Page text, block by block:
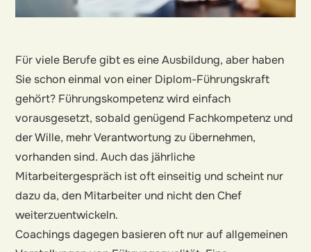
Für viele Berufe gibt es eine Ausbildung, aber haben
Sie schon einmal von einer Diplom-Führungskraft
gehört? Führungskompetenz wird einfach
vorausgesetzt, sobald genügend Fachkompetenz und
der Wille, mehr Verantwortung zu übernehmen,
vorhanden sind. Auch das jährliche
Mitarbeitergespräch ist oft einseitig und scheint nur
dazu da, den Mitarbeiter und nicht den Chef
weiterzuentwickeln.
Coachings dagegen basieren oft nur auf allgemeinen